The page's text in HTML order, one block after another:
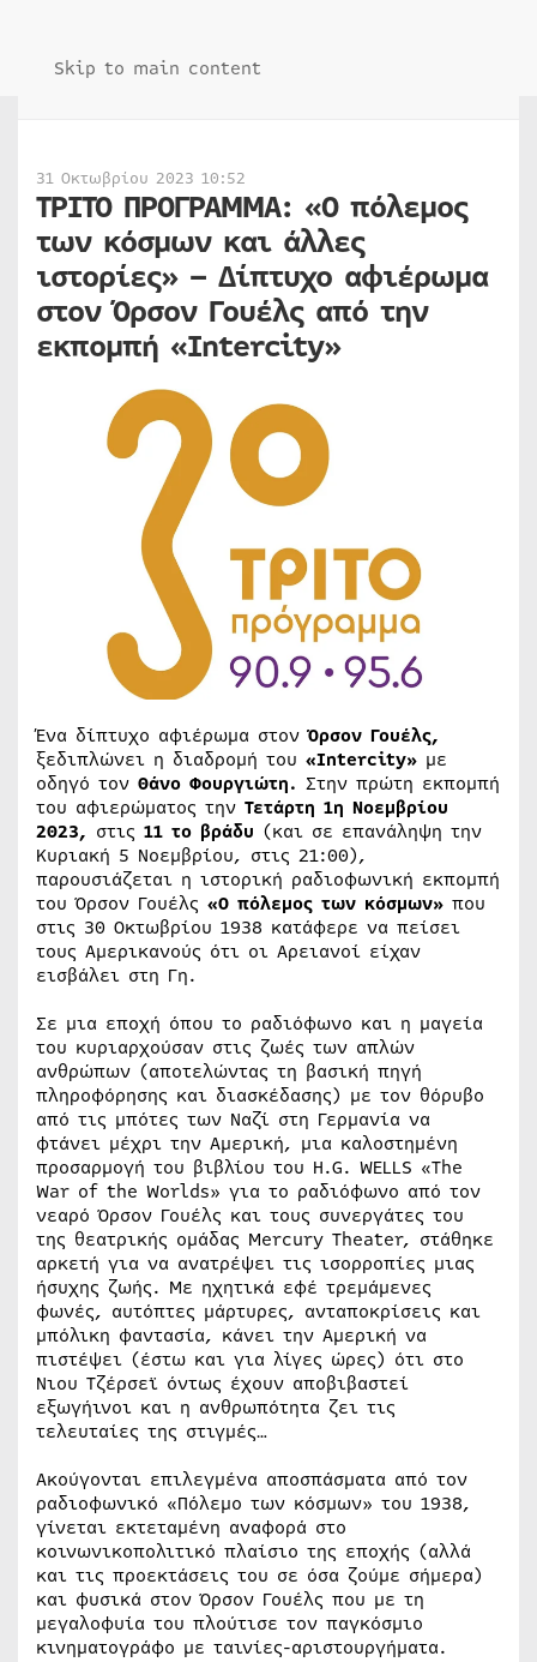
Skip to main content
31 Οκτωβρίου 2023 10:52
ΤΡΙΤΟ ΠΡΟΓΡΑΜΜΑ: «Ο πόλεμος
των κόσμων και άλλες
ιστορίες» – Δίπτυχο αφιέρωμα
στον Όρσον Γουέλς από την
εκπομπή «Intercity»
Ένα δίπτυχο αφιέρωμα στονΌρσον Γουέλς,
ξεδιπλώνει η διαδρομή του «Intercity» με
οδηγό τον Θάνο Φουργιώτη. Στην πρώτη εκπομπή
του αφιερώματος την Τετάρτη 1η Νοεμβρίου
2023, στις 11 το βράδυ (και σε επανάληψη την
Κυριακή 5 Νοεμβρίου, στις 21:00),
παρουσιάζεται η ιστορική ραδιοφωνική εκπομπή
του Όρσον Γουέλς «O πόλεμος των κόσμων» που
στις 30 Οκτωβρίου 1938 κατάφερε να πείσει
τους Αμερικανούς ότι οι Αρειανοί είχαν
εισβάλει στη Γη.
Σε μια εποχή όπου το ραδιόφωνο και η μαγεία
του κυριαρχούσαν στις ζωές των απλών
ανθρώπων (αποτελώντας τη βασική πηγή
πληροφόρησης και διασκέδασης) με τον θόρυβο
από τις μπότες των Ναζί στη Γερμανία να
φτάνει μέχρι την Αμερική, μια καλοστημένη
προσαρμογή του βιβλίου του H.G. WELLS «The
War of the Worlds» για το ραδιόφωνο από τον
νεαρό Όρσον Γουέλς και τους συνεργάτες του
της θεατρικής ομάδας Mercury Theater, στάθηκε
αρκετή για να ανατρέψει τις ισορροπίες μιας
ήσυχης ζωής. Με ηχητικά εφέ τρεμάμενες
φωνές, αυτόπτες μάρτυρες, ανταποκρίσεις και
μπόλικη φαντασία, κάνει την Αμερική να
πιστέψει (έστω και για λίγες ώρες) ότι στο
Νιου Τζέρσεϊ όντως έχουν αποβιβαστεί
εξωγήινοι και η ανθρωπότητα ζει τις
τελευταίες της στιγμές…
Ακούγονται επιλεγμένα αποσπάσματα από τον
ραδιοφωνικό «Πόλεμο των κόσμων» του 1938,
γίνεται εκτεταμένη αναφορά στο
κοινωνικοπολιτικό πλαίσιο της εποχής (αλλά
και τις προεκτάσεις του σε όσα ζούμε σήμερα)
και φυσικά στoν Όρσον Γουέλς που με τη
μεγαλοφυία του πλούτισε τον παγκόσμιο
κινηματογράφο με ταινίες-αριστουργήματα.